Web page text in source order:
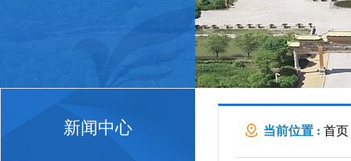
新闻中心 当前位置 : 首页